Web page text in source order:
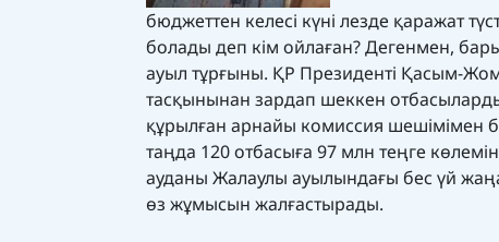
бюджеттен келесі күні лезде қаражат
болады деп кім ойлаған? Дегенмен,
ауыл тұрғыны. ҚР Президенті Қасым-
тасқынынан зардап шеккен
құрылған арнайы комиссия шешімімен
таңда 120 отбасыға 97 млн теңге
ауданы Жалаулы ауылындағы бес үй
өз жұмысын жалғастырады.